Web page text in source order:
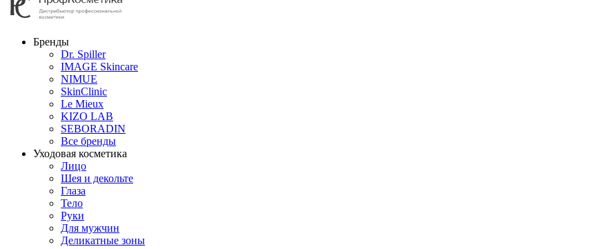
Бренды
Dr. Spiller
IMAGE Skincare
NIMUE
SkinClinic
Le Mieux
KIZO LAB
SEBORADIN
Все бренды
Уходовая косметика
Лицо
Шея и декольте
Глаза
Тело
Руки
Для мужчин
Деликатные зоны